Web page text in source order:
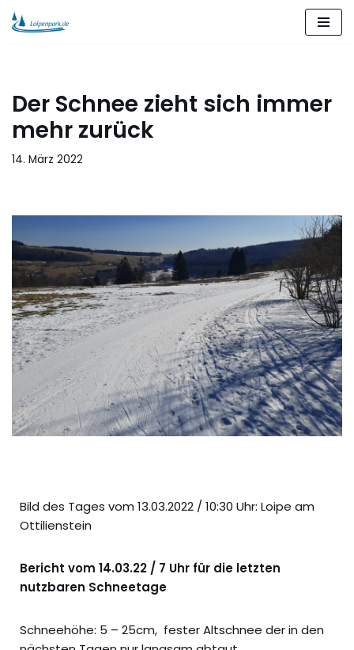
Der Schnee zieht sich immer
mehr zurück
14. März 2022
Bild des Tages vom 13.03.2022 / 10:30 Uhr: Loipe am
Ottilienstein
Bericht vom 14.03.22 / 7 Uhr für die letzten
nutzbaren Schneetage
Schneehöhe: 5 – 25cm, fester Altschnee der in den